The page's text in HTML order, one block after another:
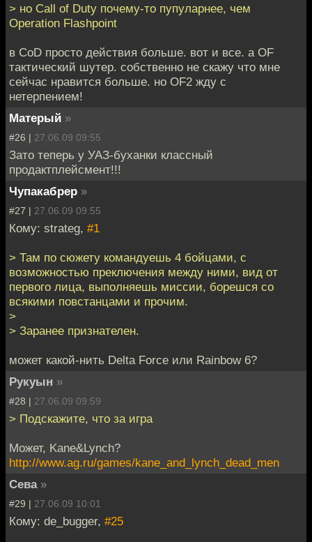
> но Call of Duty почему-то пупуларнее, чем
Operation Flashpoint
в CoD просто действия больше. вот и все. а OF
тактический шутер. собственно не скажу что мне
сейчас нравится больше. но OF2 жду с
нетерпением!
Матерый »
#26 | 27.06.09 09:55
Зато теперь у УАЗ-буханки классный
продактплейсмент!!!
Чупакабрер »
#27 | 27.06.09 09:55
Кому: strateg, #1
> Там по сюжету командуешь 4 бойцами, с
возможностью преключения между ними, вид от
первого лица, выполняешь миссии, борешся со
всякими повстанцами и прочим.
>
> Заранее признателен.
может какой-нить Delta Force или Rainbow 6?
Рукуын »
#28 | 27.06.09 09:59
> Подскажите, что за игра
Может, Kane&Lynch?
http://www.ag.ru/games/kane_and_lynch_dead_men
Сева »
#29 | 27.06.09 10:01
Кому: de_bugger, #25